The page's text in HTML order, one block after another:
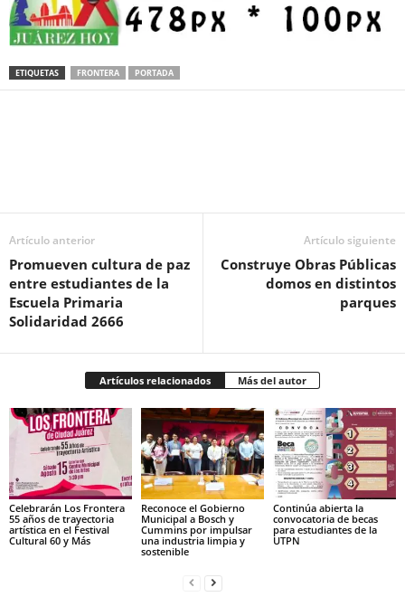
ETIQUETAS FRONTERA PORTADA
Artículo anterior
Promueven cultura de paz
entre estudiantes de la
Escuela Primaria
Solidaridad 2666
Artículo siguiente
Construye Obras Públicas
domos en distintos
parques
Artículos relacionados Más del autor
Celebrarán Los Frontera
55 años de trayectoria
artística en el Festival
Cultural 60 y Más
Reconoce el Gobierno
Municipal a Bosch y
Cummins por impulsar
una industria limpia y
sostenible
Continúa abierta la
convocatoria de becas
para estudiantes de la
UTPN